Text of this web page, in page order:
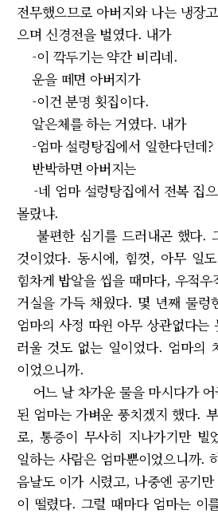
전무했으므로 아버지와 나는 냉장
으며 신경전을 벌였다. 내가
-이 깍두기는 약간 비리네.
운을 떼면 아버지가
-이건 분명 횟집이다.
알은체를 하는 거였다. 내가
-엄마 설렁탕집에서 일한다던데?
반박하면 아버지는
-네 엄마 설렁탕집에서 전복 집
몰랐냐.
불편한 심기를 드러내곤 했다.
것이었다. 동시에, 힘껏, 아무 일
힘차게 밥알을 씹을 때마다, 우적
거실을 가득 채웠다. 몇 년째 물렁
엄마의 사정 따윈 아무 상관없다는
러울 것도 없는 일이었다. 엄마의
이었으니까.
어느 날 차가운 물을 마시다가
된 엄마는 가벼운 풍치겠지 했다.
로, 통증이 무사히 지나가기만 빌
일하는 사람은 엄마뿐이었으니까.
음날도 이가 시렸고, 나중엔 공기
이 떨렸다. 그럴 때마다 엄마는 이